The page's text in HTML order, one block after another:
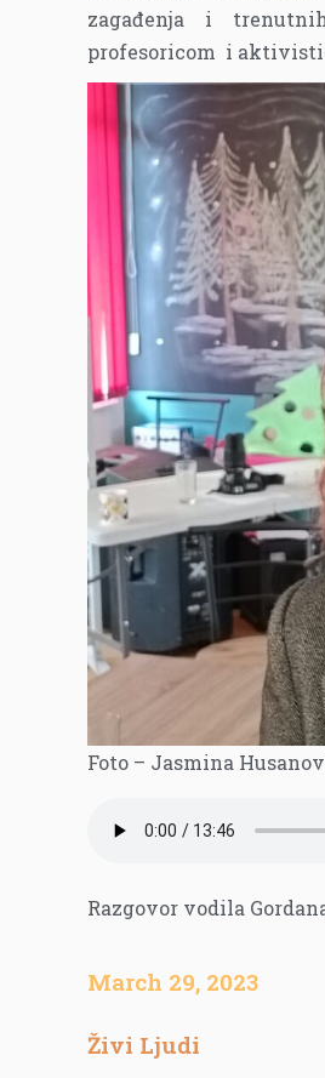
zagađenja i
profesoricom i
Foto – Jasmina
Razgovor vodila
March 29, 2023
Živi Ljudi